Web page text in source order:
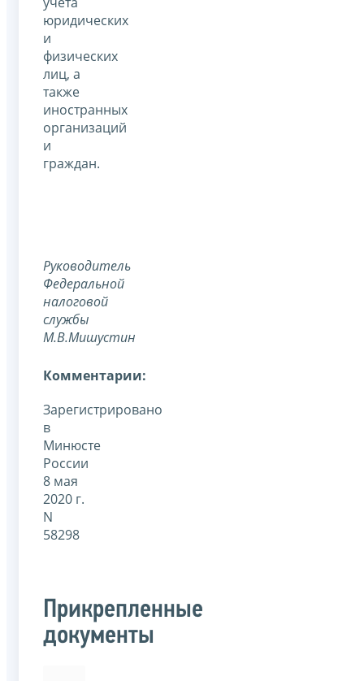
юридических
и
физических
лиц, а
также
иностранных
организаций
и
граждан.
Руководитель
Федеральной
налоговой
службы
М.В.Мишустин
Комментарии:
Зарегистрировано
в
Минюсте
России
8 мая
2020 г.
N
58298
Прикрепленные
документы